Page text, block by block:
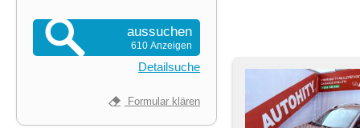
aussuchen
610 Anzeigen
Detailsuche
Formular klären